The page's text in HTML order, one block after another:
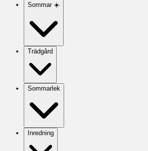
Sommar ☀️
Trädgård
Sommarlek
Inredning